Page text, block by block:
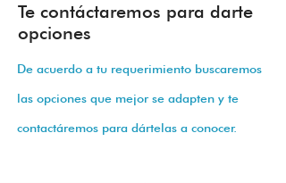
Te contáctaremos para darte
opciones
De acuerdo a tu requerimiento buscaremos
las opciones que mejor se adapten y te
contactáremos para dártelas a conocer.